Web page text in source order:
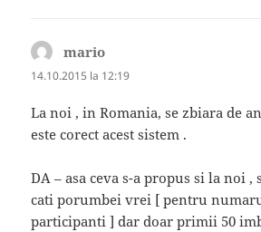
mario
14.10.2015 la 12:19
La noi , in Romania, se zbiara de
este corect acest sistem .
DA – asa ceva s-a propus si la noi ,
cati porumbei vrei [ pentru
participanti ] dar doar primii 50